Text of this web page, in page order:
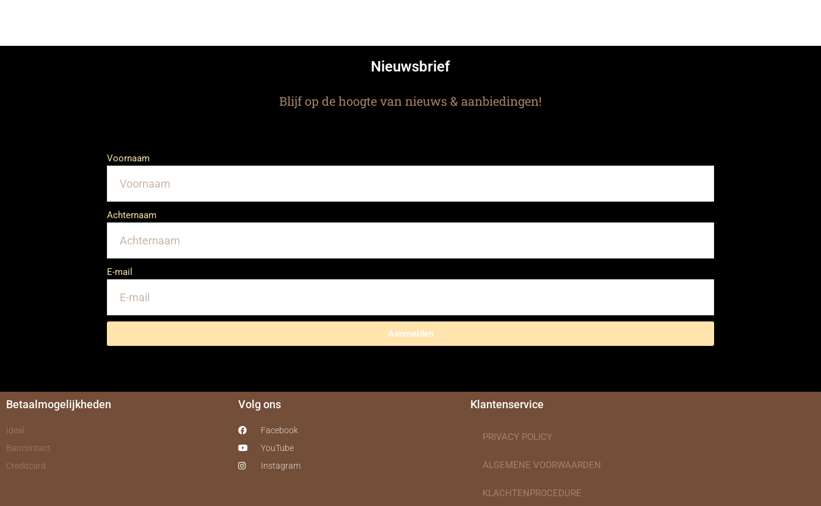
Nieuwsbrief
Blijf op de hoogte van nieuws & aanbiedingen!
Voornaam
Achternaam
E-mail
Aanmelden
Betaalmogelijkheden
Ideal
Bancontact
Creditcard
Volg ons
Facebook
YouTube
Instagram
Klantenservice
PRIVACY POLICY
ALGEMENE VOORWAARDEN
KLACHTENPROCEDURE